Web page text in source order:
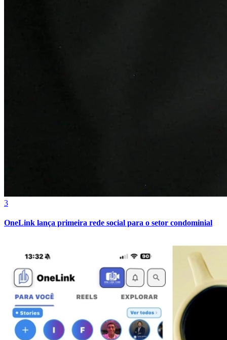
Fortaleza
3
OneLink lança primeira rede social para o setor condominial